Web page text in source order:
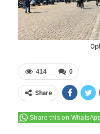
0
414
Share
Share this on